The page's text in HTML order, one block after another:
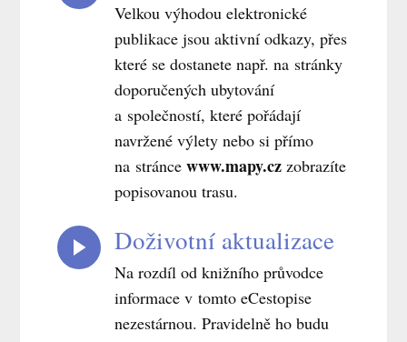
Velkou výhodou elektronické
publikace jsou aktivní odkazy, přes
které se dostanete např. na stránky
doporučených ubytování
a společností, které pořádají
navržené výlety nebo si přímo
na stránce www.mapy.czzobrazíte
popisovanou trasu.
Doživotní aktualizace
Na rozdíl od knižního průvodce
informace v tomto eCestopise
nezestárnou. Pravidelně ho budu